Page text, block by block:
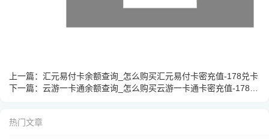
上一篇： 汇元易付卡余额查询_怎么购买汇元易付卡密充值-178兑卡
下一篇： 云游一卡通余额查询_怎么购买云游一卡通卡密充值-178兑卡
热门文章